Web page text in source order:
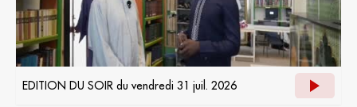
EDITION DU SOIR du vendredi 31 juil. 2026